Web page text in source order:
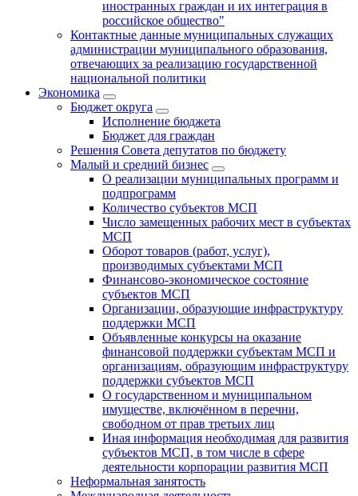
иностранных граждан и их интеграция в
российское общество"
Контактные данные муниципальных служащих
администрации муниципального образования,
отвечающих за реализацию государственной
национальной политики
Экономика
Бюджет округa
Исполнение бюджета
Бюджет для граждан
Решения Совета депутатов по бюджету
Малый и средний бизнес
О реализации муниципальных программ и
подпрограмм
Количество субъектов МСП
Число замещенных рабочих мест в субъектах
МСП
Оборот товаров (работ, услуг),
производимых субъектами МСП
Финансово-экономическое состояние
субъектов МСП
Организации, образующие инфраструктуру
поддержки МСП
Объявленные конкурсы на оказание
финансовой поддержки субъектам МСП и
организациям, образующим инфраструктуру
поддержки субъектов МСП
О государственном и муниципальном
имуществе, включённом в перечни,
свободном от прав третьих лиц
Иная информация необходимая для развития
субъектов МСП, в том числе в сфере
деятельности корпорации развития МСП
Неформальная занятость